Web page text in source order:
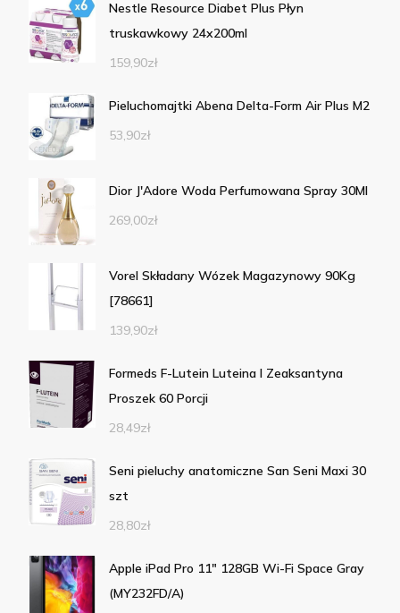
Nestle Resource Diabet Plus Płyn
truskawkowy 24x200ml
159,90zł
Pieluchomajtki Abena Delta-Form Air Plus M2
53,90zł
Dior J'Adore Woda Perfumowana Spray 30Ml
269,00zł
Vorel Składany Wózek Magazynowy 90Kg
[78661]
139,90zł
Formeds F-Lutein Luteina I Zeaksantyna
Proszek 60 Porcji
28,49zł
Seni pieluchy anatomiczne San Seni Maxi 30
szt
28,80zł
Apple iPad Pro 11" 128GB Wi-Fi Space Gray
(MY232FD/A)